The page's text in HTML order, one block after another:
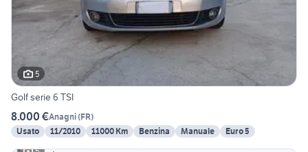
5
Golf serie 6 TSI
8.000 €Anagni(FR)
Usato
11/2010 11000 Km Benzina Manuale
Euro 5